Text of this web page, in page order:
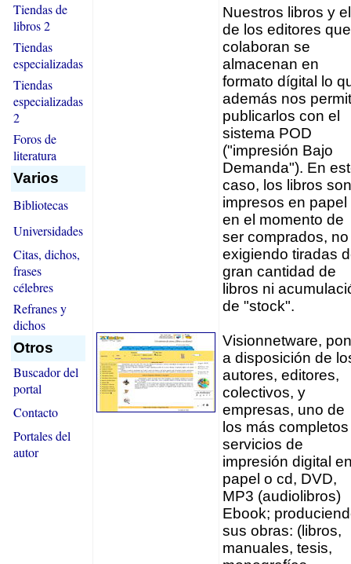
Tiendas de
libros 2
Tiendas
especializadas
Tiendas
especializadas
2
Foros de
literatura
Varios
Bibliotecas
Universidades
Citas, dichos,
frases
célebres
Refranes y
dichos
Otros
Buscador del
portal
Contacto
Portales del
autor
Nuestros libros y el
de los editores que
colaboran se
almacenan en
formato dígital lo
además nos
publicarlos con el
sistema POD
("impresión Bajo
Demanda"). En
caso, los libros son
impresos en papel
en el momento de
ser comprados, no
exigiendo tiradas
gran cantidad de
libros ni
de "stock".
Visionnetware,
a disposición de
autores, editores,
colectivos, y
empresas, uno de
los más completos
servicios de
impresión digital
papel o cd, DVD,
MP3 (audiolibros)
Ebook;
sus obras: (libros,
manuales, tesis,